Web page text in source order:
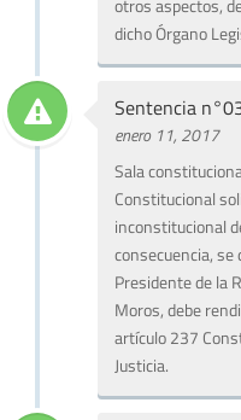
otros aspectos,
dicho Órgano
Sentencia
enero 11, 2017
Sala
Constitucional
inconstitucional
consecuencia,
Presidente de la
Moros, debe
artículo 237
Justicia.